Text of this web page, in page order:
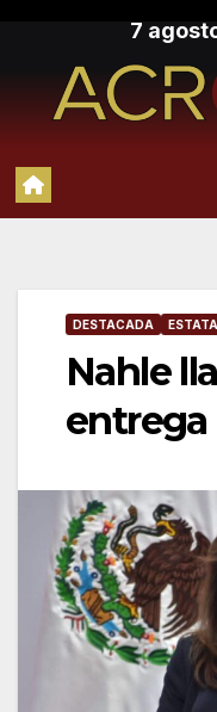
contenido
7
DESTACADA
Nahle
entrega